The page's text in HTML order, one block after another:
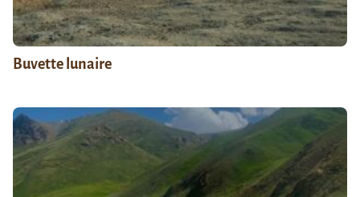
Buvette lunaire